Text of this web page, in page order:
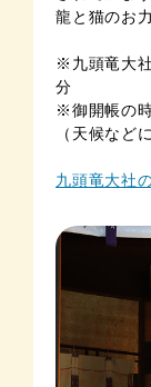
龍と猫のお
※九頭竜大
分
※御開帳の
（天候など
九頭竜大社